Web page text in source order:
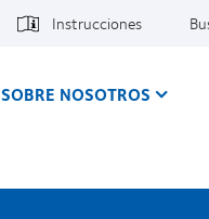
Instrucciones
SOBRE NOSOTROS